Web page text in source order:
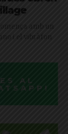
amb un
i el vibràfon
AL